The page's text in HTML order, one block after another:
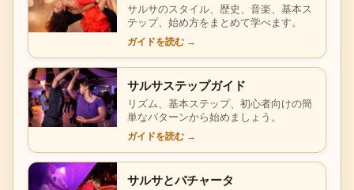
サルサのスタイル、歴史、音楽、基本ス
テップ、始め方をまとめて学べます。
ガイドを読む →
サルサステップガイド
リズム、基本ステップ、初心者向けの簡
単なパターンから始めましょう。
ガイドを読む →
サルサとバチャータ